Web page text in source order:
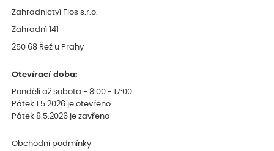
Zahradnictví Flos s.r.o.
Zahradní 141
250 68 Řež u Prahy
Otevírací doba:
Pondělí až sobota - 8:00 - 17:00
Pátek 1.5.2026 je otevřeno
Pátek 8.5.2026 je zavřeno
Obchodní podmínky